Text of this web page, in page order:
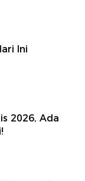
Ini
2026, Ada